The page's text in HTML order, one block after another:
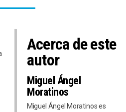
Acerca de este
autor
Miguel Ángel
Moratinos
Miguel Ángel Moratinos es